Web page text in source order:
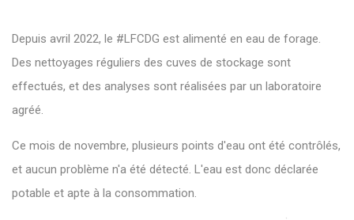
Depuis avril 2022, le #LFCDG est alimenté en eau de forage.
Des nettoyages réguliers des cuves de stockage sont
effectués, et des analyses sont réalisées par un laboratoire
agréé.
Ce mois de novembre, plusieurs points d'eau ont été contrôlés,
et aucun problème n'a été détecté. L'eau est donc déclarée
potable et apte à la consommation.